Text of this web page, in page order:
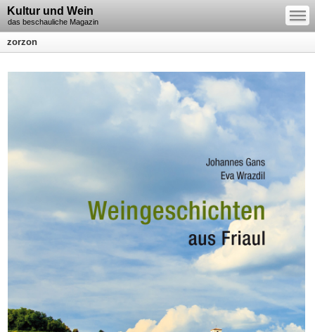
Kultur und Wein
das beschauliche Magazin
—
—
—
zorzon